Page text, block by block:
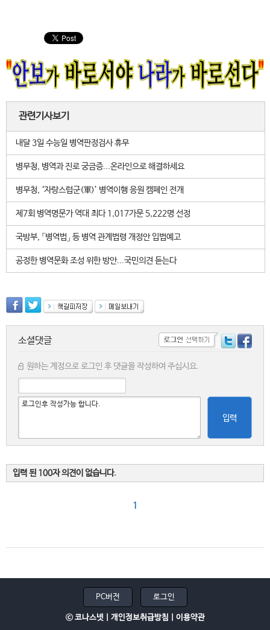
관련기사보기
내달 3일 수능일 병역판정검사 휴무
병무청, 병역과 진로 궁금증...온라인으로 해결하세요
병무청, ‘자랑스럽군(軍)’ 병역이행 응원 캠페인 전개
제7회 병역명문가 역대 최다 1,017가문 5,222명 선정
국방부, 「병역법」 등 병역 관계법령 개정안 입법예고
공정한 병역문화 조성 위한 방안...국민의견 듣는다
소셜댓글
원하는 계정으로 로그인 후 댓글을 작성하여 주십시요.
입력
입력 된 100자 의견이 없습니다.
1
PC버전 로그인
ⓒ 코나스넷 | 개인정보취급방침 이용약관